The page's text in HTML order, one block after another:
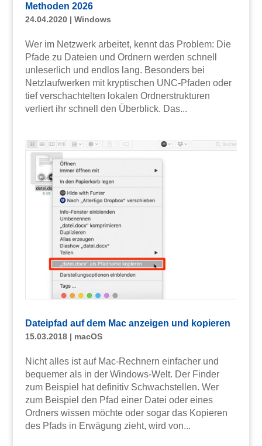
Methoden 2026
24.04.2020| Windows
Wer im Netzwerk arbeitet, kennt das Problem: Die
Pfade zu Dateien und Ordnern werden schnell
unleserlich und endlos lang. Besonders bei
Netzlaufwerken mit kryptischen UNC-Pfaden oder
tief verschachtelten lokalen Ordnerstrukturen
verliert ihr schnell den Überblick. Das...
Dateipfad auf dem Mac anzeigen und kopieren
15.03.2018| macOS
Nicht alles ist auf Mac-Rechnern einfacher und
bequemer als in der Windows-Welt. Der Finder
zum Beispiel hat definitiv Schwachstellen. Wer
zum Beispiel den Pfad einer Datei oder eines
Ordners wissen möchte oder sogar das Kopieren
des Pfads in Erwägung zieht, wird von...